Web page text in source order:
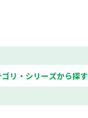
ゴリ・シリーズから探す